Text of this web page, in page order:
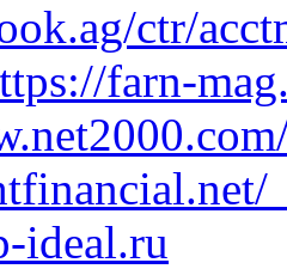
ctr/
farn-
ideal.ru